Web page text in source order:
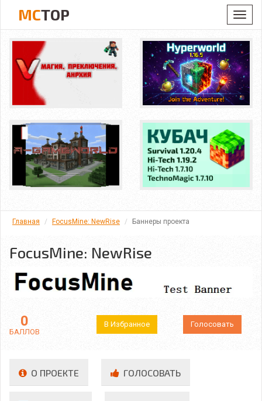
MCTOP
Главная FocusMine: NewRise Баннеры проекта
FocusMine: NewRise
0
БАЛЛОВ
В Избранное Голосовать
О ПРОЕКТЕ ГОЛОСОВАТЬ